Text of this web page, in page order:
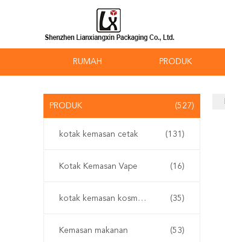
RUMAH PRODUK
PRODUK (527)
kotak kemasan cetak (131)
Kotak Kemasan Vape (16)
kotak kemasan kosmetik (35)
Kemasan makanan (53)